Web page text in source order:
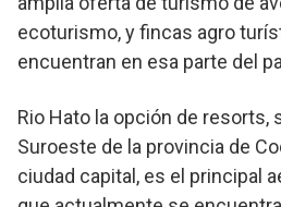
ecoturismo, y fincas agro
encuentran en esa parte del
Rio Hato la opción de resorts,
Suroeste de la provincia de
ciudad capital, es el principal